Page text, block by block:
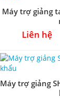
Máy trợ giảng
Liên hệ
Máy trợ giảng